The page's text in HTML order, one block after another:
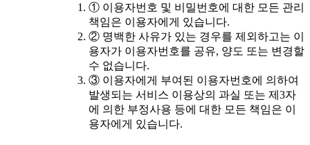
① 이용자번호 및 비밀번호에 대한 모든 관리
책임은 이용자에게 있습니다.
② 명백한 사유가 있는 경우를 제외하고는 이
용자가 이용자번호를 공유, 양도 또는 변경할
수 없습니다.
③ 이용자에게 부여된 이용자번호에 의하여
발생되는 서비스 이용상의 과실 또는 제3자
에 의한 부정사용 등에 대한 모든 책임은 이
용자에게 있습니다.